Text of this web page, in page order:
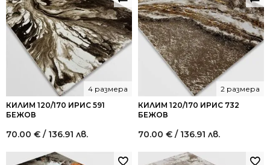
КИЛИМ 120/170 ИРИС 591
БЕЖОВ
4 размера
70.00 € / 136.91 лв.
КИЛИМ 120/170 ИРИС 732
БЕЖОВ
2 размера
70.00 € / 136.91 лв.